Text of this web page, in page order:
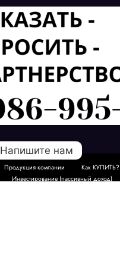
Продукция компании
Как КУПИТЬ?
Инвестирование (пассивный доход)
Напишите нам